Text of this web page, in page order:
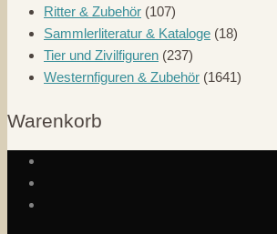
Ritter & Zubehör (107)
Sammlerliteratur & Kataloge (18)
Tier und Zivilfiguren (237)
Westernfiguren & Zubehör (1641)
Warenkorb